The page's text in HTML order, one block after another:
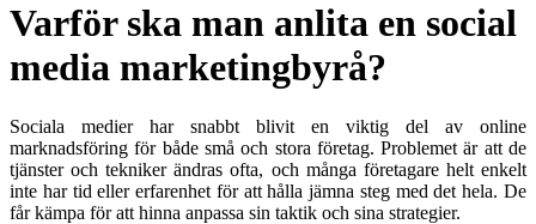
Varför ska man anlita en social
media marketingbyrå?
Sociala medier har snabbt blivit en viktig del av online
marknadsföring för både små och stora företag. Problemet är att de
tjänster och tekniker ändras ofta, och många företagare helt enkelt
inte har tid eller erfarenhet för att hålla jämna steg med det hela. De
får kämpa för att hinna anpassa sin taktik och sina strategier.